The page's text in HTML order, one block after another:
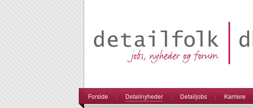
Forside | Detailnyheder | Detailjobs | Karriere